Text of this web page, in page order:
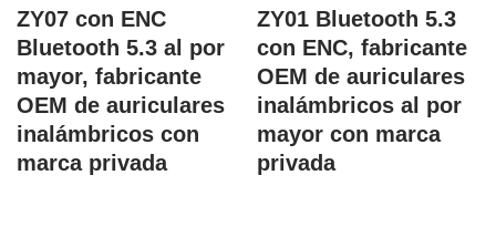
ZY07 con ENC
Bluetooth 5.3 al por
mayor, fabricante
OEM de auriculares
inalámbricos con
marca privada
ZY01 Bluetooth 5.3
con ENC, fabricante
OEM de auriculares
inalámbricos al por
mayor con marca
privada